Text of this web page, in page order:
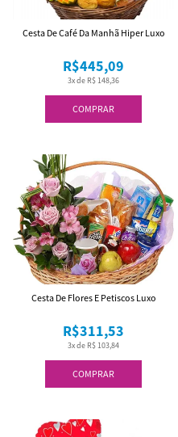
COMPRAR
3x de R$ 148,36
R$445,09
Cesta De Café Da Manhã Hiper Luxo
COMPRAR
3x de R$ 103,84
R$311,53
Cesta De Flores E Petiscos Luxo